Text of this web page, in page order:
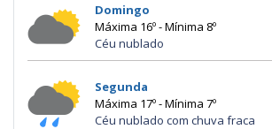
Domingo
Máxima 16º - Mínima 8º
Céu nublado
Segunda
Máxima 17º - Mínima 7º
Céu nublado com chuva fraca